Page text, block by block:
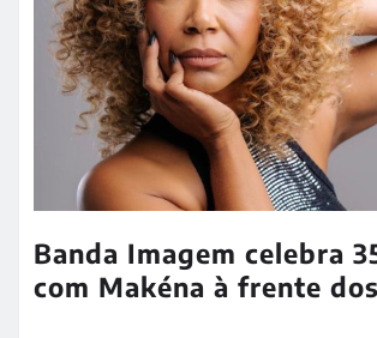
Banda Imagem celebra
com Makéna à frente